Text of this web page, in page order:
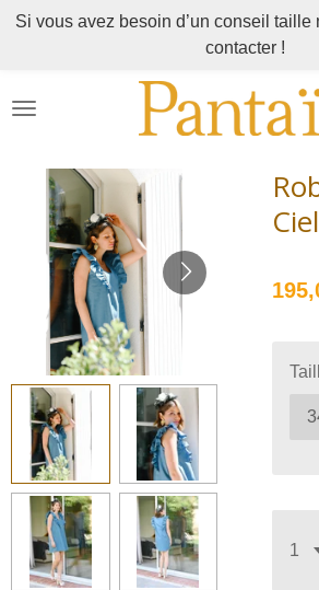
Passer
principal
Si vous avez besoin d’un conseil taille
contacter !
Ciel